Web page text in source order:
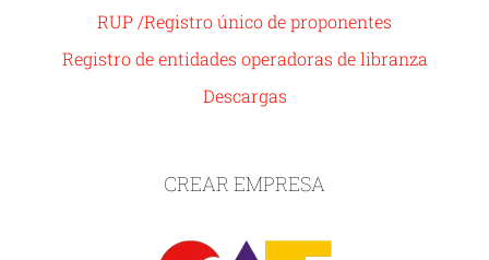
RUP /Registro único de proponentes
Registro de entidades operadoras de libranza
Descargas
CREAR EMPRESA